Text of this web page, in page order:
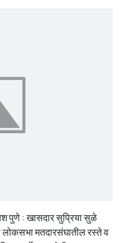
पुणे : खासदार सुप्रिया सुळे
लोकसभा मतदारसंघातील रस्ते व